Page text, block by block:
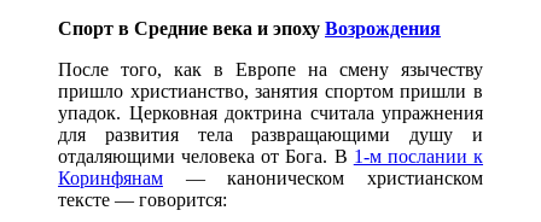
Спорт в Средние века и эпоху Возрождения
После того, как в Европе на смену язычеству
пришло христианство, занятия спортом пришли в
упадок. Церковная доктрина считала упражнения
для развития тела развращающими душу и
отдаляющими человека от Бога. В 1-м послании к
Коринфянам — каноническом христианском
тексте — говорится: